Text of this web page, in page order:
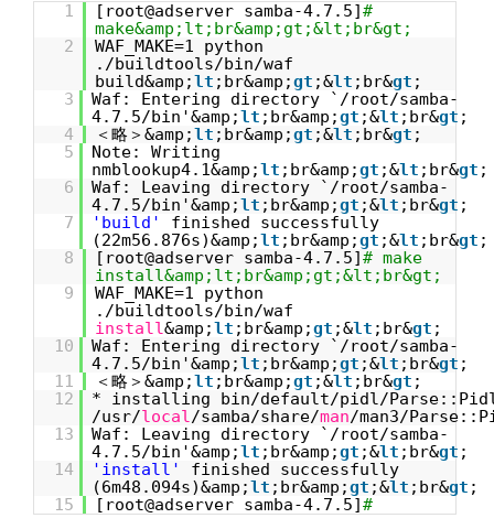
1 [root@adserver samba-4.7.5]#
make&amp;lt;br&amp;gt;&lt;br&gt;
2
WAF_MAKE=1 python
./buildtools/bin/waf
build&amp;lt ;br&amp;gt ;&lt ;br&gt ;
3
Waf: Entering directory `/root/samba-
4.7.5/bin'&amp;lt ;br&amp;gt ;&lt ;br&gt ;
4
＜略＞&amp;lt ;br&amp;gt ;&lt ;br&gt ;
5
Note: Writing
nmblookup4.1&amp;lt ;br&amp;gt ;&lt ;br&gt ;
6
Waf: Leaving directory `/root/samba-
4.7.5/bin'&amp;lt ;br&amp;gt ;&lt ;br&gt ;
7
'build'
finished successfully
(22m56.876s)&amp;lt ;br&amp;gt ;&lt ;br&gt ;
8
[root@adserver samba-4.7.5]# make
install&amp;lt;br&amp;gt;&lt;br&gt;
9
WAF_MAKE=1 python
./buildtools/bin/waf
install&amp;lt ;br&amp;gt ;&lt ;br&gt ;
10
Waf: Entering directory `/root/samba-
4.7.5/bin'&amp;lt ;br&amp;gt ;&lt ;br&gt ;
11
＜略＞&amp;lt ;br&amp;gt ;&lt ;br&gt ;
12
* installing bin/default/pidl/
/usr/local/samba/share/man/man3/
13
Waf: Leaving directory `/root/samba-
4.7.5/bin'&amp;lt ;br&amp;gt ;&lt ;br&gt ;
14
'install'
finished successfully
(6m48.094s)&amp;lt ;br&amp;gt ;&lt ;br&gt ;
15
[root@adserver samba-4.7.5]#